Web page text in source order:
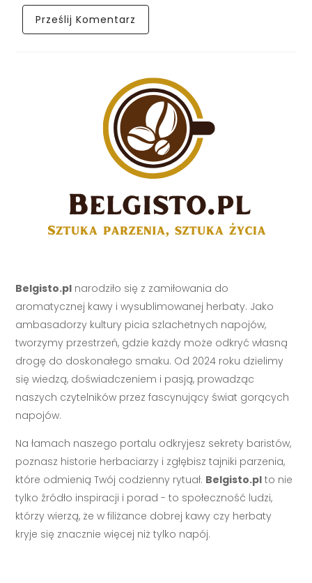
Belgisto.pl narodziło się z zamiłowania do
aromatycznej kawy i wysublimowanej herbaty. Jako
ambasadorzy kultury picia szlachetnych napojów,
tworzymy przestrzeń, gdzie każdy może odkryć własną
drogę do doskonałego smaku. Od 2024 roku dzielimy
się wiedzą, doświadczeniem i pasją, prowadząc
naszych czytelników przez fascynujący świat gorących
napojów.
Na łamach naszego portalu odkryjesz sekrety baristów,
poznasz historie herbaciarzy i zgłębisz tajniki parzenia,
które odmienią Twój codzienny rytuał. Belgisto.pl to nie
tylko źródło inspiracji i porad - to społeczność ludzi,
którzy wierzą, że w filiżance dobrej kawy czy herbaty
kryje się znacznie więcej niż tylko napój.